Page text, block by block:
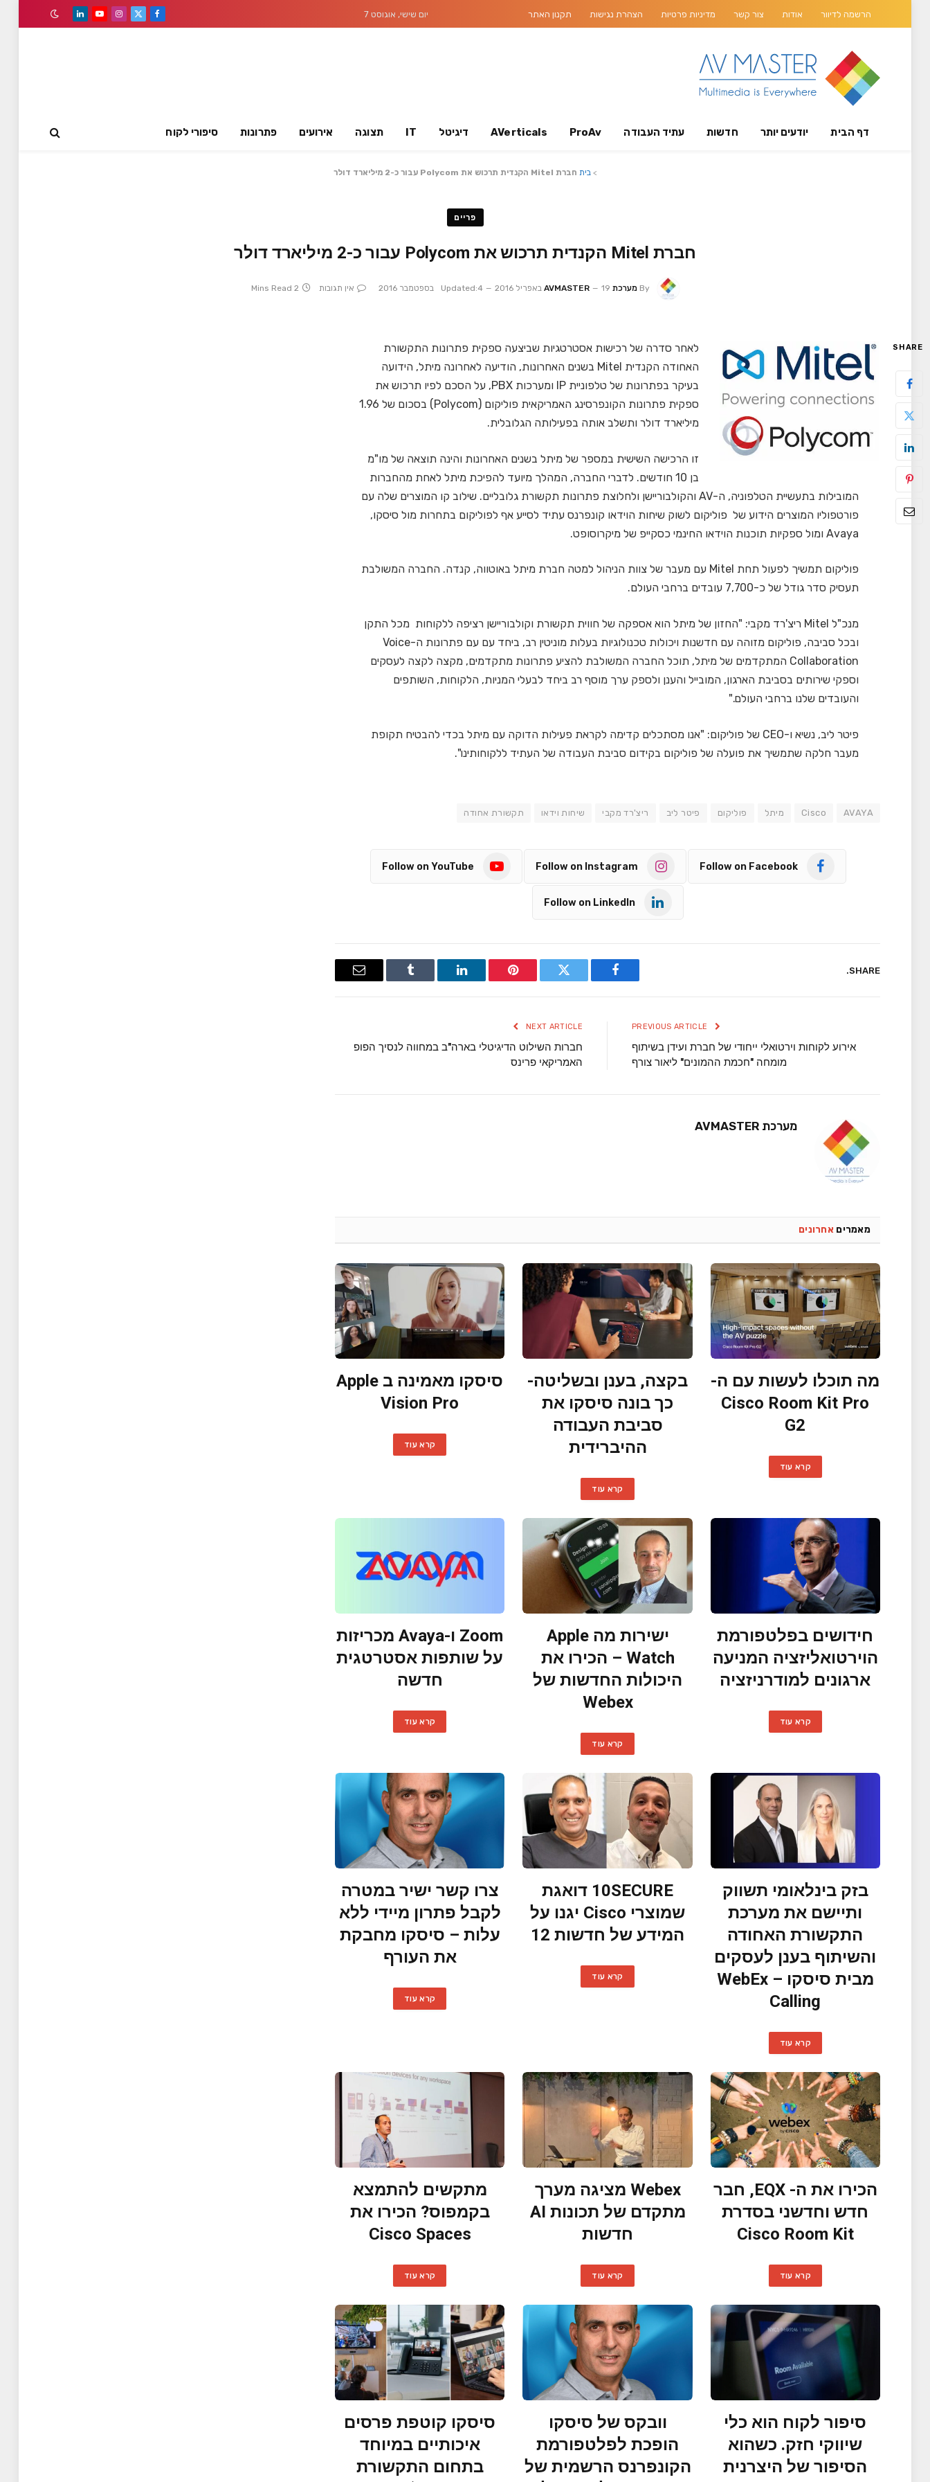
הרשמה לדיוור אודות צור קשר מדיניות פרטיות הצהרת נגישות תקנון האתר יום שישי, אוגוסט 7
Facebook
X
Instagram
YouTube
LinkedIn
דף הבית יודעים יותר חדשות עתיד העבודה ProAv
AVerticals דיגיטל IT תצוגה אירועים פתרונות סיפורי לקוח
>בית חברת Mitel הקנדית תרכוש את Polycom עבור כ-2 מיליארד דולר
פריים
חברת Mitel הקנדית תרכוש את Polycom עבור כ-2 מיליארד דולר
By מערכת AVMASTER 19 באפריל 2016 Updated:4 בספטמבר 2016 אין תגובות 2 Mins Read
SHARE
לאחר סדרה של רכישות אסטרטגיות שביצעה ספקית פתרונות התקשורת
האחודה הקנדית Mitel בשנים האחרונות, הודיעה לאחרונה מיתל, הידועה
בעיקר בפתרונות של טלפוניית IP ומערכות PBX, על הסכם לפיו תרכוש את
ספקית פתרונות הקונפרסינג האמריקאית פוליקום (Polycom) בסכום של 1.96
מיליארד דולר ותשלב אותה בפעילותה הגלובלית.
זו הרכישה השישית במספר של מיתל בשנים האחרונות והינה תוצאה של מו"מ
בן 10 חודשים. לדברי החברה, המהלך מיועד להפיכת מיתל לאחת מהחברות
המובילות בתעשיית הטלפוניה, ה-AV והקולבוריישן ולחלוצת פתרונות תקשורת גלובליים. שילוב קו המוצרים שלה עם
פורטפוליו המוצרים הידוע של פוליקום לשוק שיחות הוידאו קונפרנס עתיד לסייע אף לפוליקום בתחרות מול סיסקו,
Avaya ומול ספקיות תוכנות הוידאו החינמי כסקייפ של מיקרוסופט.
פוליקום תמשיך לפעול תחת Mitel עם מעבר של צוות הניהול למטה חברת מיתל באוטווה, קנדה. החברה המשולבת
תעסיק סדר גודל של כ-7,700 עובדים ברחבי העולם.
מנכ"ל Mitel ריצ'רד מקבי: "החזון של מיתל הוא אספקה של חווית תקשורת וקולבוריישן רציפה ללקוחות מכל התקן
ובכל סביבה, פוליקום מזוהה עם חדשנות ויכולות טכנולוגיות בעלות מוניטין רב, ביחד עם עם פתרונות ה-Voice
Collaboration המתקדמים של מיתל, תוכל החברה המשולבת להציע פתרונות מתקדמים, מקצה לקצה לעסקים
וספקי שירותים בסביבת הארגון, המובייל והענן ולספק ערך מוסף רב ביחד לבעלי המניות, הלקוחות, השותפים
והעובדים שלנו ברחבי העולם."
פיטר ליב, נשיא ו-CEO של פוליקום: "אנו מסתכלים קדימה לקראת פעילות הדוקה עם מיתל בכדי להבטיח תקופת
מעבר חלקה שתמשיך את פועלה של פוליקום בקידום סביבת העבודה של העתיד ללקוחותינו".
AVAYA
Cisco מיתל פוליקום פיטר ליב ריצ'רד מקבי שיחות וידאו תקשורת אחודה
Follow on Facebook
Follow on Instagram
Follow on YouTube
Follow on LinkedIn
SHARE.
Facebook
Twitter
Pinterest
LinkedIn
Tumblr
Email
אירוע לקוחות וירטואלי ייחודי של חברת ועידן בשיתוף
מומחה "חכמת ההמונים" ליאור צורף
NEXT ARTICLE
חברות השילוט הדיגיטלי בארה"ב במחווה לנסיך הפופ
האמריקאי פרינס
מערכת AVMASTER
מאמרים אחרונים
מה תוכלו לעשות עם ה-
Cisco Room Kit Pro
G2
קרא עוד
בקצה, בענן ובשליטה-
כך בונה סיסקו את
סביבת העבודה
ההיברידית
קרא עוד
סיסקו מאמינה ב Apple
Vision Pro
קרא עוד
חידושים בפלטפורמת
הוירטואליזציה המניעה
ארגונים למודרניזציה
קרא עוד
ישירות מה Apple
Watch – הכירו את
היכולות החדשות של
Webex
קרא עוד
Zoom ו-Avaya מכריזות
על שותפות אסטרטגית
חדשה
קרא עוד
בזק בינלאומי תשווק
ותיישם את מערכת
התקשורת האחודה
והשיתוף בענן לעסקים
מבית סיסקו – WebEx
Calling
קרא עוד
10SECURE דואגת
שמוצרי Cisco יגנו על
המידע של חדשות 12
קרא עוד
צרו קשר ישיר במטרה
לקבל פתרון מיידי ללא
עלות – סיסקו מחבקת
את העורף
קרא עוד
הכירו את ה- EQX, חבר
חדש וחדשני בסדרת
Cisco Room Kit
קרא עוד
Webex מציגה מערך
מתקדם של תכונות AI
חדשות
קרא עוד
מתקשים להתמצא
בקמפוס? הכירו את
Cisco Spaces
קרא עוד
סיפור לקוח הוא כלי
שיווקי חזק. כשהוא
הסיפור של היצרנית
וובקס של סיסקו
הופכת לפלטפורמת
הקונפרנס הרשמית של
סיסקו קוטפת פרסים
איכותיים במיוחד
בתחום התקשורת